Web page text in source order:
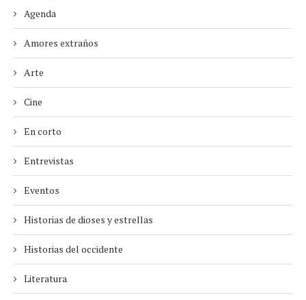
Agenda
Amores extraños
Arte
Cine
En corto
Entrevistas
Eventos
Historias de dioses y estrellas
Historias del occidente
Literatura